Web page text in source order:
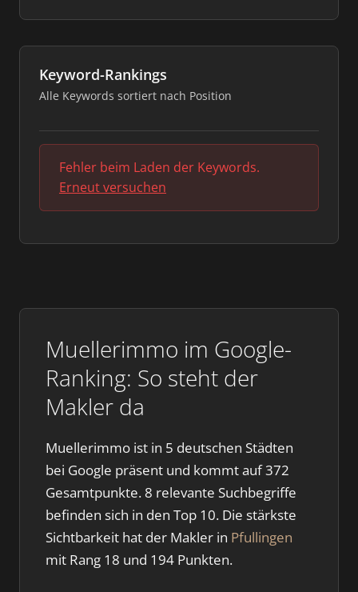
Muellerimmo im Google-
Ranking: So steht der
Makler da
Muellerimmo ist in 5 deutschen Städten
bei Google präsent und kommt auf 372
Gesamtpunkte. 8 relevante Suchbegriffe
befinden sich in den Top 10. Die stärkste
Sichtbarkeit hat der Makler in Pfullingen
mit Rang 18 und 194 Punkten.
Keyword-Rankings
Alle Keywords sortiert nach Position
Fehler beim Laden der Keywords.
Erneut versuchen